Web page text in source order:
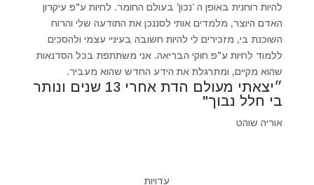
להיות רוחנית באופן ה ’נכון' בעולם החומר. לחיות ע"פ עיקרון
האדם היוצר, מלמדים אותי לסננכן את התודעה שלי והרוח
השוכנת בי, מזכירים לי להיות חשובה בעיניי עצמי ולהסכים
ללמוד לחיות ע"פ חוקי הבריאה. אני משתתפת בכל הסדנאות
שהוא מקיים, ומתרגלת את הידע החדש שהוא מעביר.
״יצאתי מעולם הדת אחרי 13 שנים ונותר
בי חלל נבוך"
אוריה שוהט
עדויות